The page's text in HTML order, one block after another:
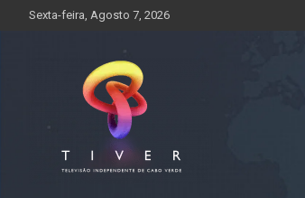
Sexta-feira, Agosto 7, 2026